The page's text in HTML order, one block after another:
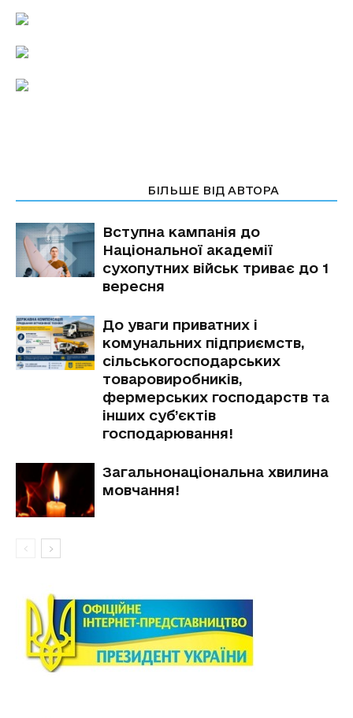
БІЛЬШЕ ВІД АВТОРА
Вступна кампанія до
Національної академії
сухопутних військ триває до 1
вересня
До уваги приватних і
комунальних підприємств,
сільськогосподарських
товаровиробників,
фермерських господарств та
інших суб’єктів
господарювання!
Загальнонаціональна хвилина
мовчання!